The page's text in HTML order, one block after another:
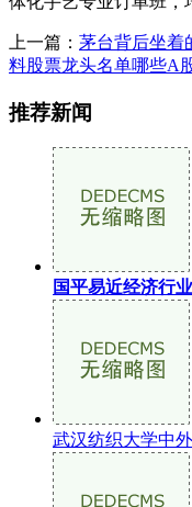
上一篇： 茅台背后坐着
料股票龙头名单哪些A
推荐新闻
国平易近经济行
武汉纺织大学中